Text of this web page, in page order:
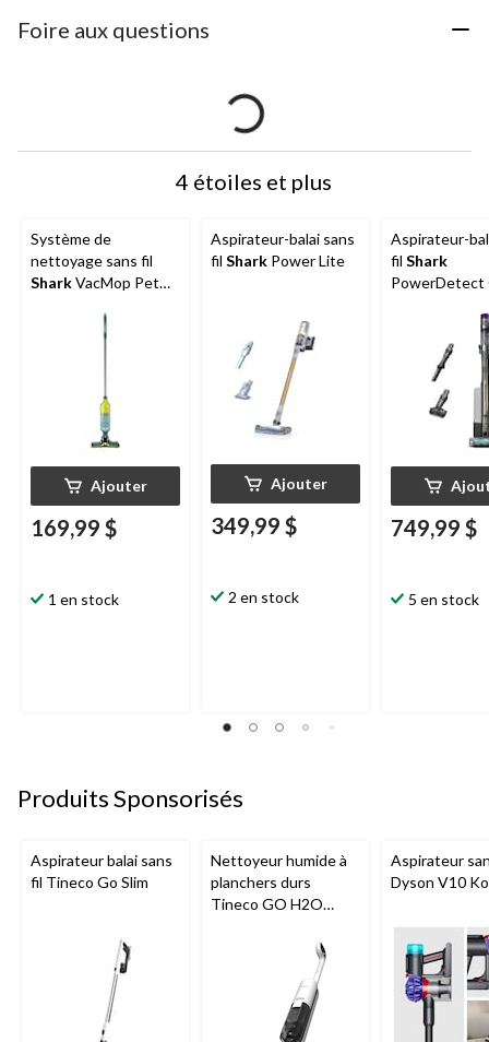
Foire aux questions
4 étoiles et plus
Système de
nettoyage sans fil
SharkVacMop Pet
Ajouter
169,99 $
1 en stock
Aspirateur-balai sans
fil Shark Power Lite
Ajouter
349,99 $
2 en stock
Aspirateur-
fil Shark
PowerDetect
749,99 $
5 en stock
Produits Sponsorisés
Aspirateur balai sans
fil Tineco Go Slim
Nettoyeur humide à
planchers durs
Tineco GO H2O
Aspirateur
Dyson V10